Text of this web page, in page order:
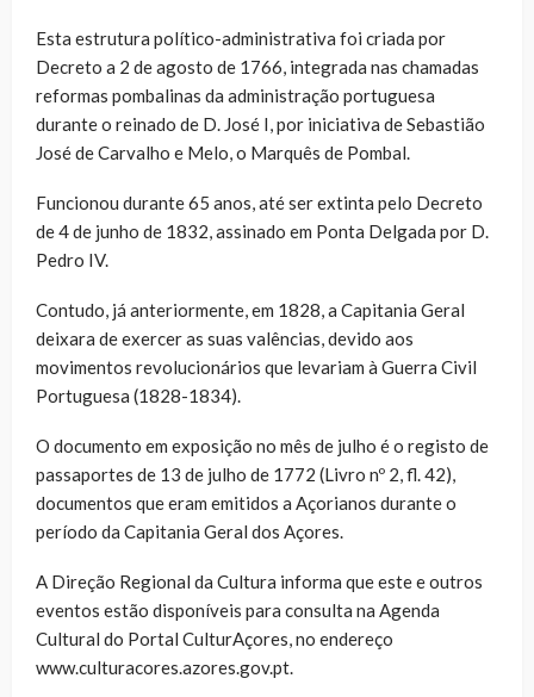
Esta estrutura político-administrativa foi criada por
Decreto a 2 de agosto de 1766, integrada nas chamadas
reformas pombalinas da administração portuguesa
durante o reinado de D. José I, por iniciativa de Sebastião
José de Carvalho e Melo, o Marquês de Pombal.
Funcionou durante 65 anos, até ser extinta pelo Decreto
de 4 de junho de 1832, assinado em Ponta Delgada por D.
Pedro IV.
Contudo, já anteriormente, em 1828, a Capitania Geral
deixara de exercer as suas valências, devido aos
movimentos revolucionários que levariam à Guerra Civil
Portuguesa (1828-1834).
O documento em exposição no mês de julho é o registo de
passaportes de 13 de julho de 1772 (Livro nº 2, fl. 42),
documentos que eram emitidos a Açorianos durante o
período da Capitania Geral dos Açores.
A Direção Regional da Cultura informa que este e outros
eventos estão disponíveis para consulta na Agenda
Cultural do Portal CulturAçores, no endereço
www.culturacores.azores.gov.pt.